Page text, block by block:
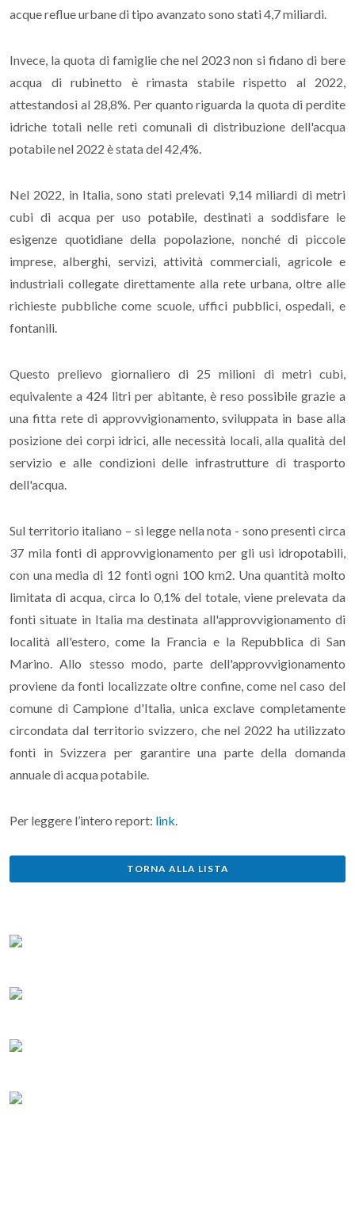
acque reflue urbane di tipo avanzato sono stati 4,7 miliardi.
Invece, la quota di famiglie che nel 2023 non si fidano di bere
acqua di rubinetto è rimasta stabile rispetto al 2022,
attestandosi al 28,8%. Per quanto riguarda la quota di perdite
idriche totali nelle reti comunali di distribuzione dell'acqua
potabile nel 2022 è stata del 42,4%.
Nel 2022, in Italia, sono stati prelevati 9,14 miliardi di metri
cubi di acqua per uso potabile, destinati a soddisfare le
esigenze quotidiane della popolazione, nonché di piccole
imprese, alberghi, servizi, attività commerciali, agricole e
industriali collegate direttamente alla rete urbana, oltre alle
richieste pubbliche come scuole, uffici pubblici, ospedali, e
fontanili.
Questo prelievo giornaliero di 25 milioni di metri cubi,
equivalente a 424 litri per abitante, è reso possibile grazie a
una fitta rete di approvvigionamento, sviluppata in base alla
posizione dei corpi idrici, alle necessità locali, alla qualità del
servizio e alle condizioni delle infrastrutture di trasporto
dell'acqua.
Sul territorio italiano – si legge nella nota - sono presenti circa
37 mila fonti di approvvigionamento per gli usi idropotabili,
con una media di 12 fonti ogni 100 km2. Una quantità molto
limitata di acqua, circa lo 0,1% del totale, viene prelevata da
fonti situate in Italia ma destinata all'approvvigionamento di
località all'estero, come la Francia e la Repubblica di San
Marino. Allo stesso modo, parte dell'approvvigionamento
proviene da fonti localizzate oltre confine, come nel caso del
comune di Campione d'Italia, unica exclave completamente
circondata dal territorio svizzero, che nel 2022 ha utilizzato
fonti in Svizzera per garantire una parte della domanda
annuale di acqua potabile.
Per leggere l’intero report: link.
TORNA ALLA LISTA